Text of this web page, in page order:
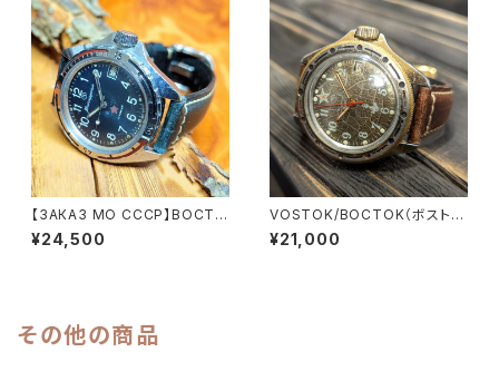
ンテージウォッチ ゴールド文字
盤 メンズウォッチ イタリアンレ
ザー 陸軍 機械式 手巻き 腕時
【kmnd-bl1-7】
ズウォッチ イタリアンレザーベル
ト 機械式 手巻き 腕時計【kmnd
-gd1-5】
【ЗАКАЗ МО СССР】BOCTO
K/VOSTOK（ボストーク）Kom
andirskie/コマンダスキー CC
リアンレザー 陸軍 機械式 手巻
き 腕時【kmnd-bl1-7】
¥24,500
VOSTOK/BOCTOK（ボストー
ク）Komandirskie/コマンダス
キー RUS製 ロシアミリタリーウ
¥21,000
その他の商品